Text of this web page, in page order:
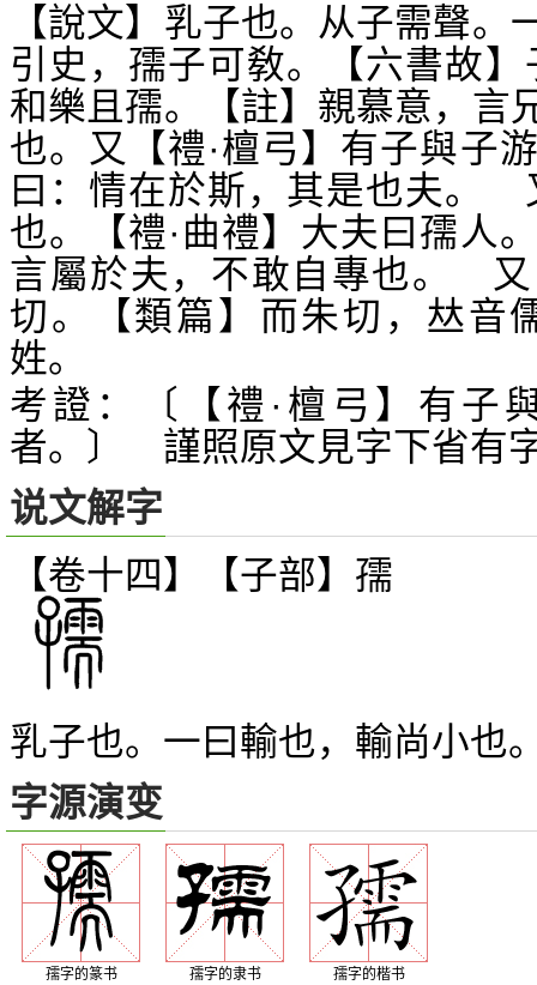
【說文】乳子也。从子需聲
引史，孺子可敎。【六書故
和樂且孺。【註】親慕意，言
也。又【禮·檀弓】有子與子
曰：情在於斯，其是也夫。
也。【禮·曲禮】大夫曰孺人
言屬於夫，不敢自專也。
切。【類篇】而朱切， 𠀤音
姓。
考證：〔【禮·檀弓】有子
者。〕 謹照原文見字下省有
说文解字
【卷十四】【子部】 孺
乳子也。一曰輸也，輸尚小也
字源演变
孺字的篆书 孺字的隶书 孺字的楷书